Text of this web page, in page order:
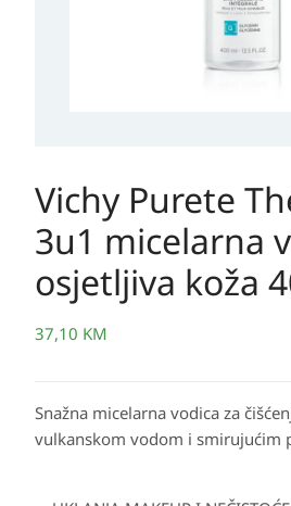
Vichy Purete
3u1 micelarna
osjetljiva koža
37,10 KM
Snažna micelarna vodica za
vulkanskom vodom i smirujućim